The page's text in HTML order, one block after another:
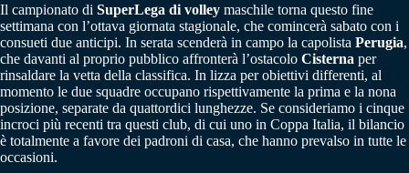
Il campionato di SuperLega di volley maschile torna questo fine
settimana con l’ottava giornata stagionale, che comincerà sabato con i
consueti due anticipi. In serata scenderà in campo la capolista Perugia,
che davanti al proprio pubblico affronterà l’ostacolo Cisterna per
rinsaldare la vetta della classifica. In lizza per obiettivi differenti, al
momento le due squadre occupano rispettivamente la prima e la nona
posizione, separate da quattordici lunghezze. Se consideriamo i cinque
incroci più recenti tra questi club, di cui uno in Coppa Italia, il bilancio
è totalmente a favore dei padroni di casa, che hanno prevalso in tutte le
occasioni.